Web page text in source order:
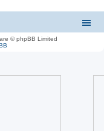
© phpBB Limited